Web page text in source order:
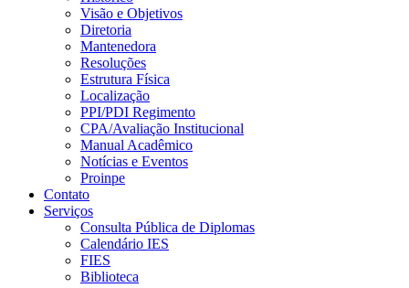
Visão e Objetivos
Diretoria
Mantenedora
Resoluções
Estrutura Física
Localização
PPI/PDI Regimento
CPA/Avaliação Institucional
Manual Acadêmico
Notícias e Eventos
Proinpe
Contato
Serviços
Consulta Pública de Diplomas
Calendário IES
FIES
Biblioteca